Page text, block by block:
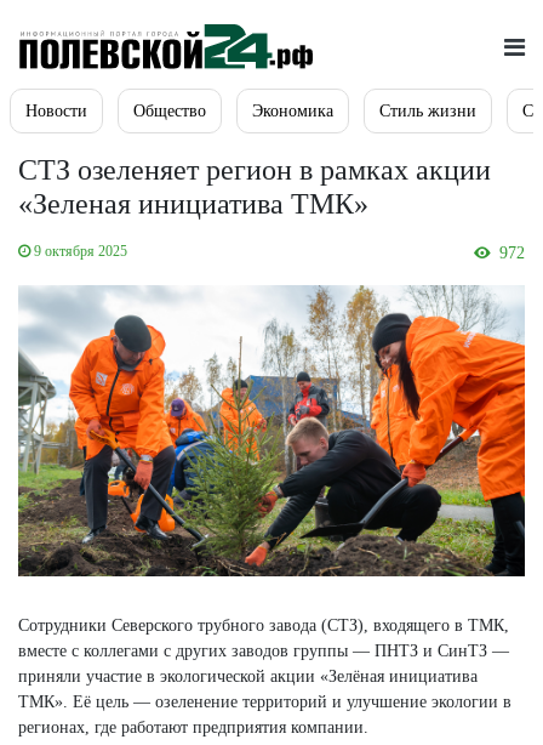
Новости Общество Экономика Стиль жизни
СТЗ озеленяет регион в рамках акции
«Зеленая инициатива ТМК»
9 октября 2025 972
Сотрудники Северского трубного завода (СТЗ), входящего в ТМК,
вместе с коллегами с других заводов группы — ПНТЗ и СинТЗ —
приняли участие в экологической акции «Зелёная инициатива
ТМК». Её цель — озеленение территорий и улучшение экологии в
регионах, где работают предприятия компании.